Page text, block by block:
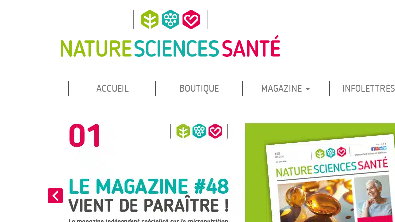
Nature Sciences Santé
ACCUEIL BOUTIQUE MAGAZINE INFOLETTRES